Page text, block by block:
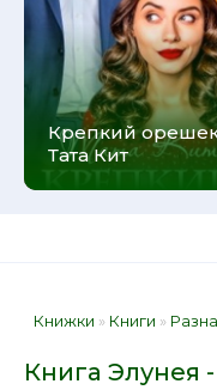
Крепкий
Тата Кит
Книжки » Книги »
Книга Элунея -